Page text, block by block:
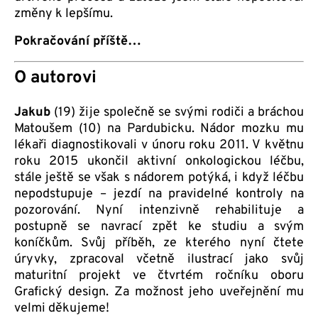
změny k lepšímu.
Pokračování příště…
O autorovi
Jakub (19) žije společně se svými rodiči a bráchou
Matoušem (10) na Pardubicku. Nádor mozku mu
lékaři diagnostikovali v únoru roku 2011. V květnu
roku 2015 ukončil aktivní onkologickou léčbu,
stále ještě se však s nádorem potýká, i když léčbu
nepodstupuje – jezdí na pravidelné kontroly na
pozorování. Nyní intenzivně rehabilituje a
postupně se navrací zpět ke studiu a svým
koníčkům. Svůj příběh, ze kterého nyní čtete
úryvky, zpracoval včetně ilustrací jako svůj
maturitní projekt ve čtvrtém ročníku oboru
Grafický design. Za možnost jeho uveřejnění mu
velmi děkujeme!